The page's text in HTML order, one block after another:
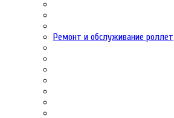
Ремонт и обслуживание роллет